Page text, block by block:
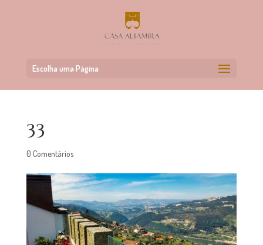
Escolha uma Página
33
0 Comentários